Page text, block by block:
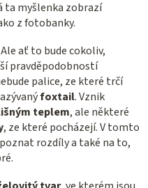
ta myšlenka zobrazí
z fotobanky.
ať to bude cokoliv,
pravděpodobností
palice, ze které trčí
foxtail. Vznik
teplem, ale některé
, ze které pocházejí. V tomto
rozdíly a také na to,